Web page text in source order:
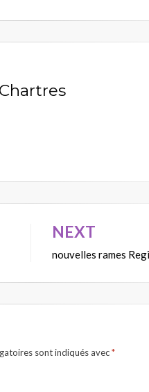
NEXT
nouvelles rames
sont indiqués avec*